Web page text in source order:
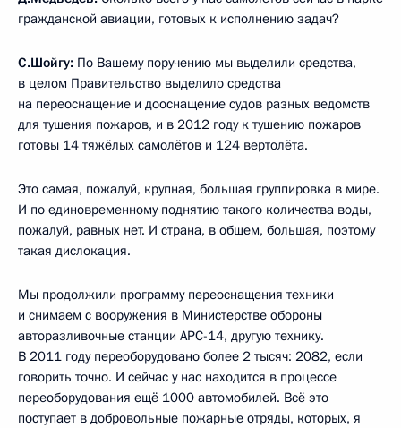
гражданской авиации, готовых к исполнению задач?
С.Шойгу: По Вашему поручению мы выделили средства,
в целом Правительство выделило средства
на переоснащение и дооснащение судов разных ведомств
для тушения пожаров, и в 2012 году к тушению пожаров
готовы 14 тяжёлых самолётов и 124 вертолёта.
Это самая, пожалуй, крупная, большая группировка в мире.
И по единовременному поднятию такого количества воды,
пожалуй, равных нет. И страна, в общем, большая, поэтому
такая дислокация.
Мы продолжили программу переоснащения техники
и снимаем с вооружения в Министерстве обороны
авторазливочные станции АРС-14, другую технику.
В 2011 году переоборудовано более 2 тысяч: 2082, если
говорить точно. И сейчас у нас находится в процессе
переоборудования ещё 1000 автомобилей. Всё это
поступает в добровольные пожарные отряды, которых, я